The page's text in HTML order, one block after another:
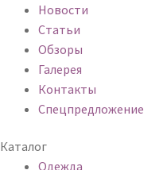
Новости
Статьи
Обзоры
Галерея
Контакты
Спецпредложение
Каталог
Одежда